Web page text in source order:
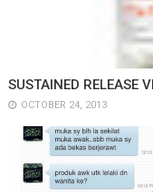
SUSTAINED RELEASE
OCTOBER 24, 2013